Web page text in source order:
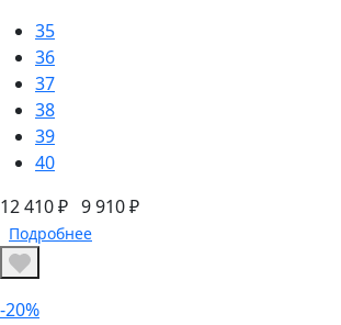
35
36
37
38
39
40
12 410 ₽ 9 910 ₽
Подробнее
-20%